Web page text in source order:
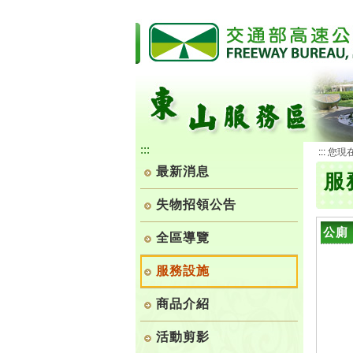
到
主
內
:::
最新消息
失物招領公告
全區導覽
服務設施
商品介紹
活動剪影
::: 您現
服
公廁